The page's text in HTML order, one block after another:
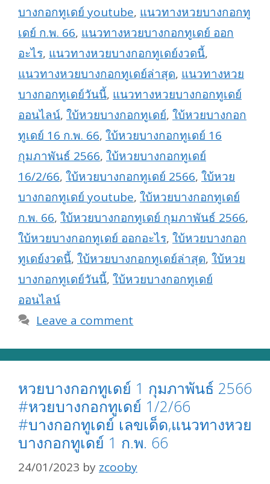
บางกอกทูเดย์ youtube, แนวทางหวยบางกอกทู
เดย์ ก.พ. 66, แนวทางหวยบางกอกทูเดย์ ออก
อะไร, แนวทางหวยบางกอกทูเดย์งวดนี้,
แนวทางหวยบางกอกทูเดย์ล่าสุด, แนวทางหวย
บางกอกทูเดย์วันนี้, แนวทางหวยบางกอกทูเดย์
ออนไลน์, ใบ้หวยบางกอกทูเดย์, ใบ้หวยบางกอก
ทูเดย์ 16 ก.พ. 66, ใบ้หวยบางกอกทูเดย์ 16
กุมภาพันธ์ 2566, ใบ้หวยบางกอกทูเดย์
16/2/66, ใบ้หวยบางกอกทูเดย์ 2566, ใบ้หวย
บางกอกทูเดย์ youtube, ใบ้หวยบางกอกทูเดย์
ก.พ. 66, ใบ้หวยบางกอกทูเดย์ กุมภาพันธ์ 2566,
ใบ้หวยบางกอกทูเดย์ ออกอะไร, ใบ้หวยบางกอก
ทูเดย์งวดนี้, ใบ้หวยบางกอกทูเดย์ล่าสุด, ใบ้หวย
บางกอกทูเดย์วันนี้, ใบ้หวยบางกอกทูเดย์
ออนไลน์
Leave a comment
หวยบางกอกทูเดย์ 1 กุมภาพันธ์ 2566
#หวยบางกอกทูเดย์ 1/2/66
#บางกอกทูเดย์ เลขเด็ด,แนวทางหวย
บางกอกทูเดย์ 1 ก.พ. 66
24/01/2023 by zcooby